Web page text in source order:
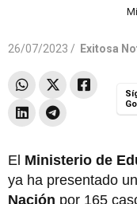
26/07/2023 / Exitosa
El Ministerio de
ya ha presentado
Nación por 165